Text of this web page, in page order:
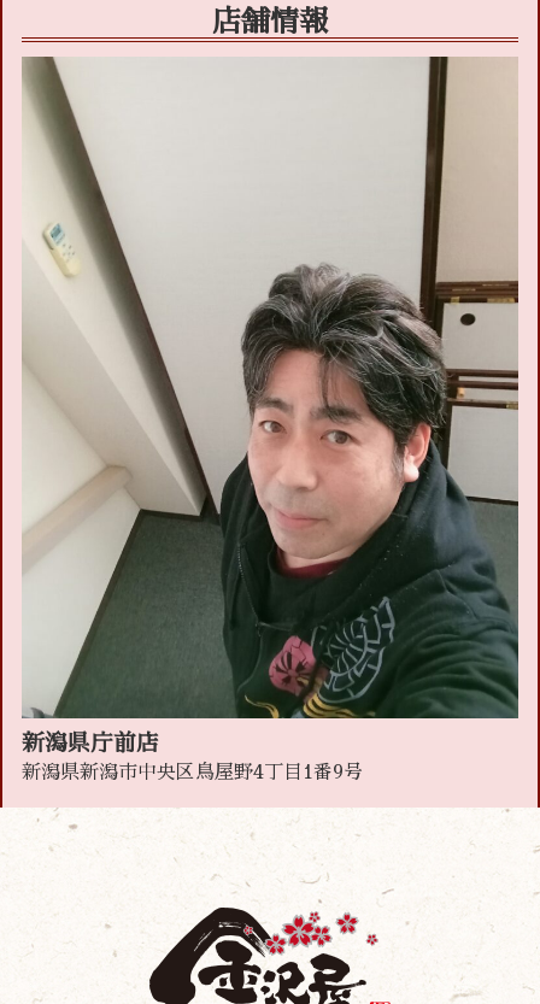
店舗情報
新潟県庁前店
新潟県新潟市中央区鳥屋野4丁目1番9号